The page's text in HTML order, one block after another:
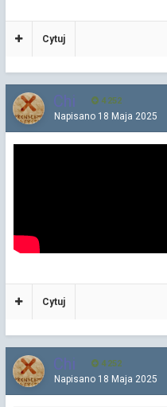
Cytuj
Chi 4 252
Napisano 18 Maja 2025
Cytuj
Chi 4 252
Napisano 18 Maja 2025